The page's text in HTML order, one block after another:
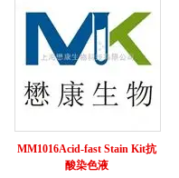
MM1016Acid-fast Stain Kit抗
酸染色液